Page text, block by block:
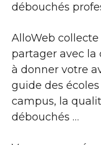
débouchés
AlloWeb collecte
partager avec la
à donner votre
guide des
campus, la
débouchés …